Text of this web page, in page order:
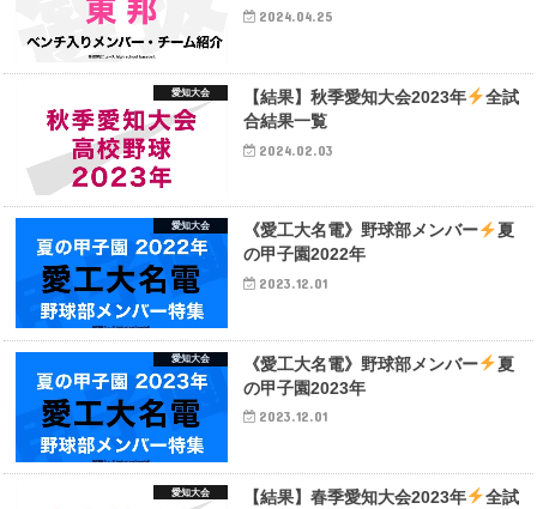
2024.04.25
愛知大会 【結果】秋季愛知大会2023年
全試
合結果一覧
2024.02.03
愛知大会 《愛工大名電》野球部メンバー
夏
の甲子園2022年
2023.12.01
愛知大会 《愛工大名電》野球部メンバー
夏
の甲子園2023年
2023.12.01
愛知大会 【結果】春季愛知大会2023年
全試